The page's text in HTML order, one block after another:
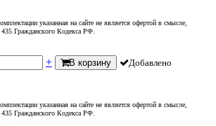
указанная на сайте не является офертой в смысле,
Гражданского Кодекса РФ.
+ В корзину Добавлено
указанная на сайте не является офертой в смысле,
Гражданского Кодекса РФ.